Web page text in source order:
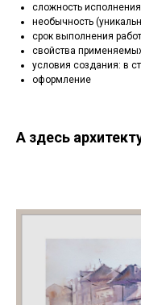
сложность
необычность
срок выполнения
свойства
условия создания: в
оформление
А здесь